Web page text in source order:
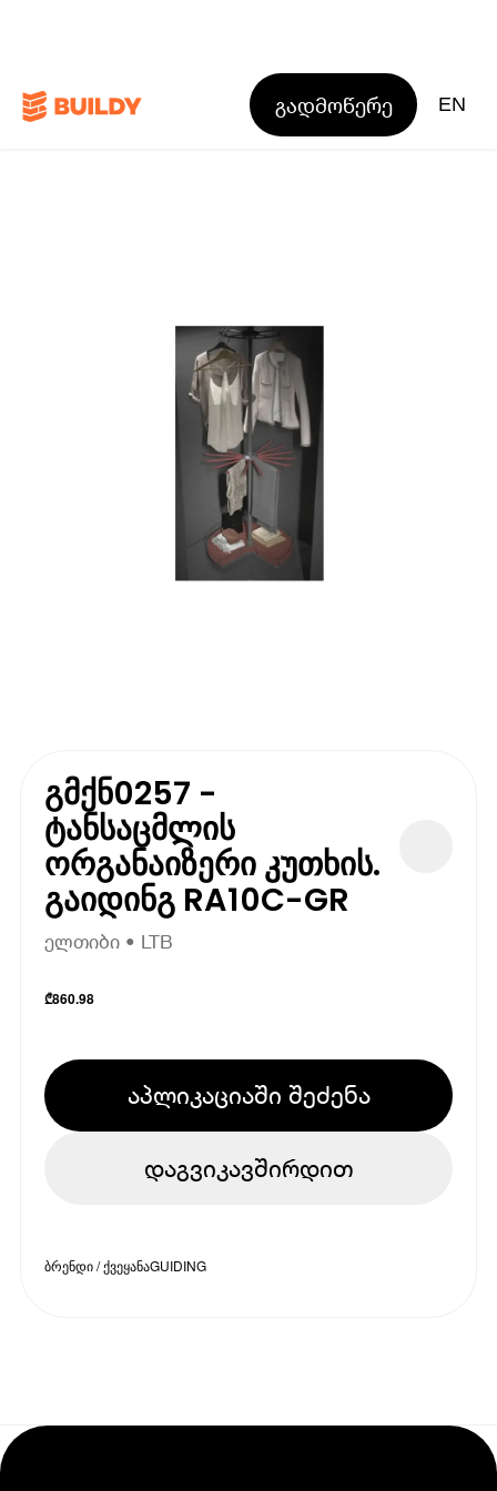
გადმოწერე EN
გმქნ0257 -
ტანსაცმლის
ორგანაიზერი კუთხის.
გაიდინგ RA10C-GR
ელთიბი • LTB
₾860.98
აპლიკაციაში შეძენა
დაგვიკავშირდით
ბრენდი / ქვეყანაGUIDING